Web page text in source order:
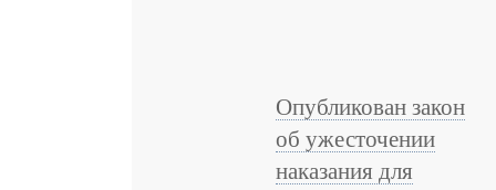
Опубликован закон
об ужесточении
наказания для